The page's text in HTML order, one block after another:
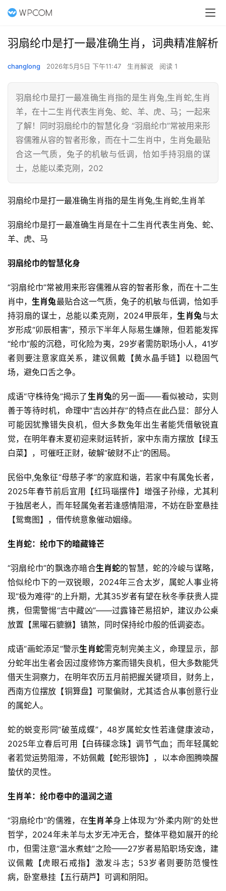
羽扇纶巾是打一最准确生肖，词典精准解析
changlong 2026年5月5日 下午11:47 生肖解说 阅读 1
羽扇纶巾是打一最准确生肖指的是生肖兔,生肖蛇,生肖
羊，在十二生肖代表生肖兔、蛇、羊、虎、马；一起来
了解！同时羽扇纶巾的智慧化身 “羽扇纶巾”常被用来形
容儒雅从容的智者形象，而在十二生肖中，生肖兔最贴
合这一气质，兔子的机敏与低调，恰如手持羽扇的谋
士，总能以柔克刚，202
羽扇纶巾是打一最准确生肖指的是生肖兔,生肖蛇,生肖羊
羽扇纶巾是打一最准确生肖是在十二生肖代表生肖兔、蛇、
羊、虎、马
羽扇纶巾的智慧化身
“羽扇纶巾”常被用来形容儒雅从容的智者形象，而在十二生
肖中，生肖兔最贴合这一气质，兔子的机敏与低调，恰如手
持羽扇的谋士，总能以柔克刚，2024甲辰年，生肖兔与太
岁形成“卯辰相害”，预示下半年人际易生嫌隙，但若能发挥
“纶巾”般的沉稳，可化险为夷，29岁者需防职场小人，41岁
者则要注意家庭关系，建议佩戴【黄水晶手链】以稳固气
场，避免口舌之争。
成语“守株待兔”揭示了生肖兔的另一面——看似被动，实则
善于等待时机，命理中“吉凶并存”的特点在此凸显：部分人
可能因犹豫错失良机，但大多数兔年出生者能凭借敏锐直
觉，在明年春末夏初迎来财运转折，家中东南方摆放【绿玉
白菜】，可催旺正财，破解“破财不止”的困局。
民俗中,兔象征“母慈子孝”的家庭和谐，若家中有属兔长者，
2025年春节前后宜用【红玛瑙摆件】增强子孙缘，尤其利
于独居老人，而年轻属兔者若逢感情阻滞，不妨在卧室悬挂
【鸳鸯图】，借传统意象催动姻缘。
生肖蛇：纶巾下的暗藏锋芒
“羽扇纶巾”的飘逸亦暗合生肖蛇的智慧，蛇的冷峻与谋略，
恰似纶巾下的一双锐眼，2024年三合太岁，属蛇人事业将
现“极为难得”的上升期，尤其35岁者有望在秋冬季获贵人提
携，但需警惕“吉中藏凶”——过露锋芒易招妒，建议办公桌
放置【黑曜石貔貅】镇煞，同时保持纶巾般的低调姿态。
成语“画蛇添足”警示生肖蛇需克制完美主义，命理显示，部
分蛇年出生者会因过度修饰方案而错失良机，但大多数能凭
借天生洞察力，在明年农历五月前把握关键项目，财务上，
西南方位摆放【铜算盘】可聚偏财，尤其适合从事创意行业
的属蛇人。
蛇的蜕变形同“破茧成蝶”，48岁属蛇女性若逢健康波动，
2025年立春后可用【白砗磲念珠】调节气血；而年轻属蛇
者若觉运势阻滞，不妨佩戴【蛇形银饰】，以本命图腾唤醒
蛰伏的灵性。
生肖羊：纶巾卷中的温润之道
“羽扇纶巾”的儒雅，在生肖羊身上体现为“外柔内刚”的处世
哲学，2024年未羊与太岁无冲无合，整体平稳如展开的纶
巾，但需注意“温水煮蛙”之险——27岁者易陷职场安逸，建
议佩戴【虎眼石戒指】激发斗志；53岁者则要防范慢性
病，卧室悬挂【五行葫芦】可调和阴阳。